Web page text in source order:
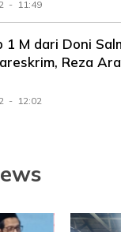
- 11:49
1 M dari Doni
Reza
- 12:02